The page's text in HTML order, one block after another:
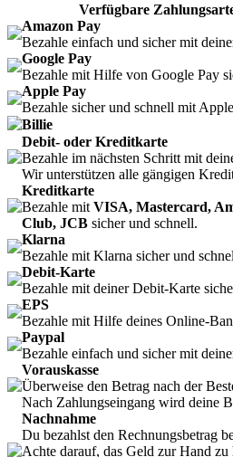
Verfügbare
Amazon Pay
Bezahle einfach und sicher mit
Google Pay
Bezahle mit Hilfe von Google Pay
Apple Pay
Bezahle sicher und schnell mit
Billie
Debit- oder Kreditkarte
Bezahle im nächsten Schritt mit
Wir unterstützen alle gängigen
Kreditkarte
Bezahle mit VISA, Mastercard,
Club, JCB sicher und schnell.
Klarna
Bezahle mit Klarna sicher und
Debit-Karte
Bezahle mit deiner Debit-Karte
EPS
Bezahle mit Hilfe deines Online-
Paypal
Bezahle einfach und sicher mit
Vorauskasse
Überweise den Betrag nach der
Nach Zahlungseingang wird deine
Nachnahme
Du bezahlst den Rechnungsbetrag
Achte darauf, das Geld zur Hand